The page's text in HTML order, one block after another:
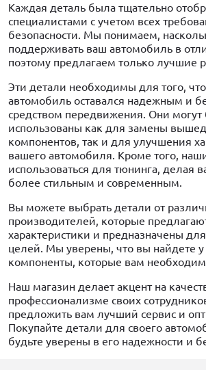
Каждая деталь была тщательно
специалистами с учетом всех
безопасности. Мы понимаем,
поддерживать ваш автомобиль в
поэтому предлагаем только лучшие
Эти детали необходимы для того,
автомобиль оставался надежным и
средством передвижения. Они могут
использованы как для замены
компонентов, так и для улучшения
вашего автомобиля. Кроме того,
использоваться для тюнинга, делая
более стильным и современным.
Вы можете выбрать детали от
производителей, которые
характеристики и предназначены
целей. Мы уверены, что вы найдете у
компоненты, которые вам
Наш магазин делает акцент на
профессионализме своих
предложить вам лучший сервис и
Покупайте детали для своего
будьте уверены в его надежности и